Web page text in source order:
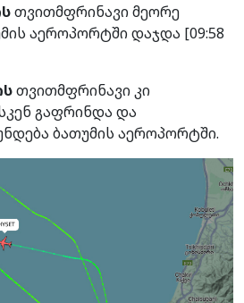
თვითმფრინავი მეორე
აეროპორტში დაჯდა [09:58
თვითმფრინავი კი
გაფრინდა და
ბათუმის აეროპორტში.